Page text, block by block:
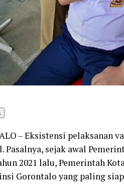
– Eksistensi pelaksanan
Pasalnya, sejak awal
2021 lalu, Pemerintah
Gorontalo yang paling